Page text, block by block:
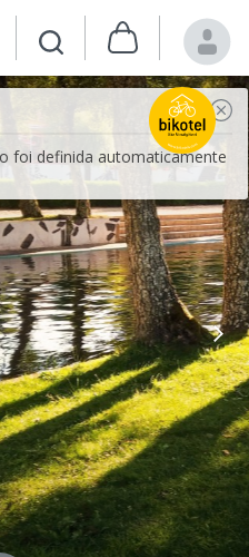
foi definida automaticamente